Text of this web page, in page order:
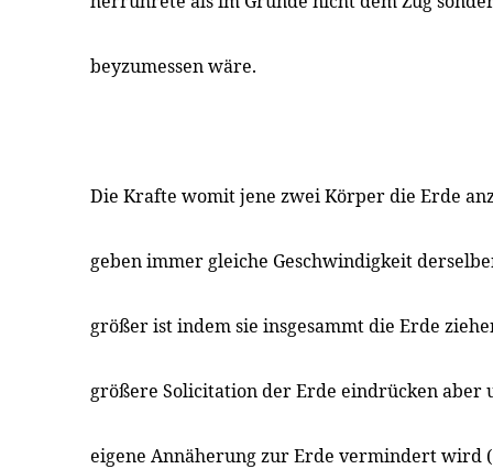
beyzumessen wäre.
Die Krafte womit jene zwei Körper die Erde
geben immer gleiche Geschwindigkeit
größer ist indem sie insgesammt die Erde
größere Solicitation der Erde eindrücken aber
eigene Annäherung zur Erde vermindert wird